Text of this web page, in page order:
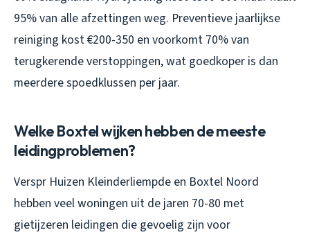
95% van alle afzettingen weg. Preventieve jaarlijkse
reiniging kost €200-350 en voorkomt 70% van
terugkerende verstoppingen, wat goedkoper is dan
meerdere spoedklussen per jaar.
Welke Boxtel wijken hebben de meeste
leidingproblemen?
Verspr Huizen Kleinderliempde en Boxtel Noord
hebben veel woningen uit de jaren 70-80 met
gietijzeren leidingen die gevoelig zijn voor